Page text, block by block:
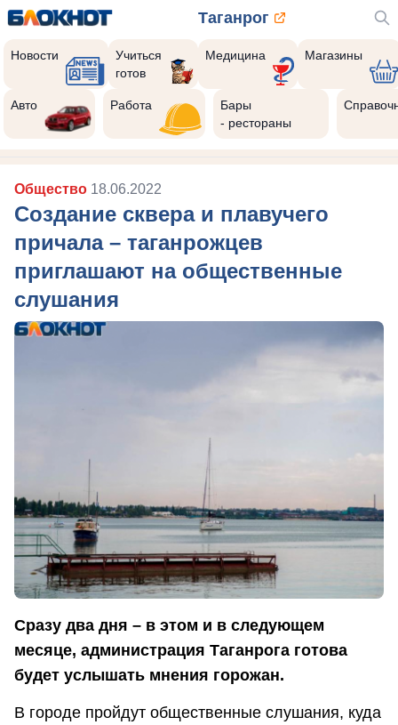
Таганрог
Новости
Учиться
готов
Медицина Магазины
Авто Работа
Бары
- рестораны
Общество 18.06.2022
Создание сквера и плавучего
причала – таганрожцев
приглашают на общественные
слушания
Сразу два дня – в этом и в следующем
месяце, администрация Таганрога готова
будет услышать мнения горожан.
В городе пройдут общественные слушания, куда